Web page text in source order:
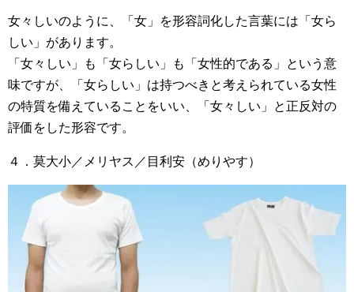
女々しいのように、「女」を形容詞化した言葉には「女ら
しい」があります。
「女々しい」も「女らしい」も「女性的である」という意
味ですが、「女らしい」は持つべきと考えられている女性
の特質を備えていることをいい、「女々しい」と正反対の
評価をした形容です。
４．莫大小／メリヤス／目利安（めりやす）